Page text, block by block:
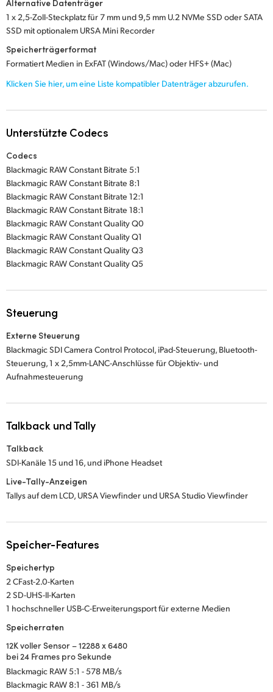
Alternative Datenträger
1 x 2,5-Zoll-Steckplatz für 7 mm und 9,5 mm U.2 NVMe SSD oder SATA
SSD mit optionalem URSA Mini Recorder
Speicherträgerformat
Formatiert Medien in ExFAT (Windows/Mac) oder HFS+ (Mac)
Klicken Sie hier, um eine Liste kompatibler Datenträger abzurufen.
Unterstützte Codecs
Codecs
Blackmagic RAW Constant Bitrate 5:1
Blackmagic RAW Constant Bitrate 8:1
Blackmagic RAW Constant Bitrate 12:1
Blackmagic RAW Constant Bitrate 18:1
Blackmagic RAW Constant Quality Q0
Blackmagic RAW Constant Quality Q1
Blackmagic RAW Constant Quality Q3
Blackmagic RAW Constant Quality Q5
Steuerung
Externe Steuerung
Blackmagic SDI Camera Control Protocol, iPad-Steuerung, Bluetooth-
Steuerung, 1 x 2,5mm-LANC-Anschlüsse für Objektiv- und
Aufnahmesteuerung
Talkback und Tally
Talkback
SDI-Kanäle 15 und 16, und iPhone Headset
Live-Tally-Anzeigen
Tallys auf dem LCD, URSA Viewfinder und URSA Studio Viewfinder
Speicher-Features
Speichertyp
2 CFast-2.0-Karten
2 SD-UHS-II-Karten
1 hochschneller USB-C-Erweiterungsport für externe Medien
Speicherraten
12K voller Sensor – 12288 x 6480
bei 24 Frames pro Sekunde
Blackmagic RAW 5:1 - 578 MB/s
Blackmagic RAW 8:1 - 361 MB/s